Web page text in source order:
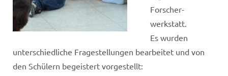
Forscher­
werkstatt.
Es wurden
unterschiedliche Fragestellungen bearbeitet und von
den Schülern begeistert vorgestellt: